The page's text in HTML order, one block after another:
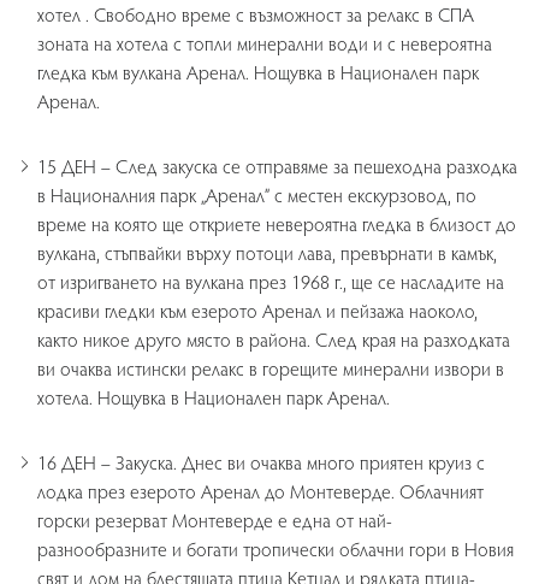
хотел . Свободно време с възможност за релакс в СПА
зоната на хотела с топли минерални води и с невероятна
гледка към вулкана Аренал. Нощувка в Национален парк
Аренал.
15 ДЕН – След закуска се отправяме за пешеходна разходка
в Националния парк „Аренал” с местен екскурзовод, по
време на която ще откриете невероятна гледка в близост до
вулкана, стъпвайки върху потоци лава, превърнати в камък,
от изригването на вулкана през 1968 г., ще се насладите на
красиви гледки към езерото Аренал и пейзажа наоколо,
както никое друго място в района. След края на разходката
ви очаква истински релакс в горещите минерални извори в
хотела. Нощувка в Национален парк Аренал.
16 ДЕН – Закуска. Днес ви очаква много приятен круиз с
лодка през езерото Аренал до Монтеверде. Облачният
горски резерват Монтеверде е една от най-
разнообразните и богати тропически облачни гори в Новия
свят и дом на блестящата птица Кетцал и рядката птица-